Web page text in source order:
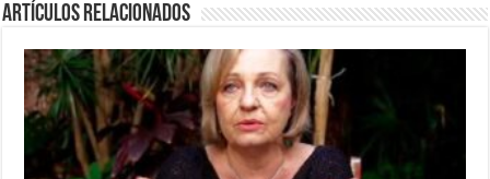
Artículos Relacionados